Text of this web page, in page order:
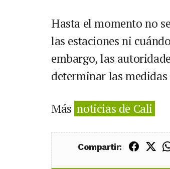
Hasta el momento no
las estaciones ni
embargo, las
determinar las medidas
Más noticias de Cali
Compartir: